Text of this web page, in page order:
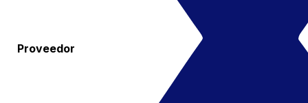
Proveedor